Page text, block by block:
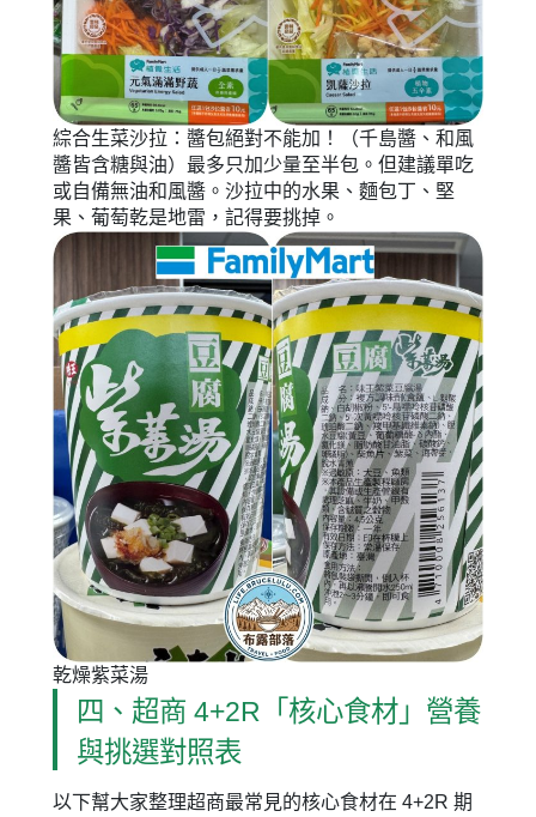
綜合生菜沙拉：醬包絕對不能加！（千島醬、和風
醬皆含糖與油）最多只加少量至半包。但建議單吃
或自備無油和風醬。沙拉中的水果、麵包丁、堅
果、葡萄乾是地雷，記得要挑掉。
乾燥紫菜湯
四、超商 4+2R「核心食材」營養
與挑選對照表
以下幫大家整理超商最常見的核心食材在 4+2R 期